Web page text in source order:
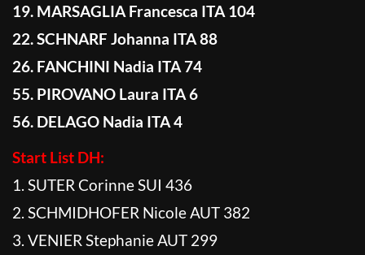
19. MARSAGLIA Francesca ITA 104
22. SCHNARF Johanna ITA 88
26. FANCHINI Nadia ITA 74
55. PIROVANO Laura ITA 6
56. DELAGO Nadia ITA 4
Start List DH:
1. SUTER Corinne SUI 436
2. SCHMIDHOFER Nicole AUT 382
3. VENIER Stephanie AUT 299